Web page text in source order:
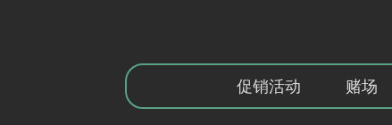
促销活动 赌场